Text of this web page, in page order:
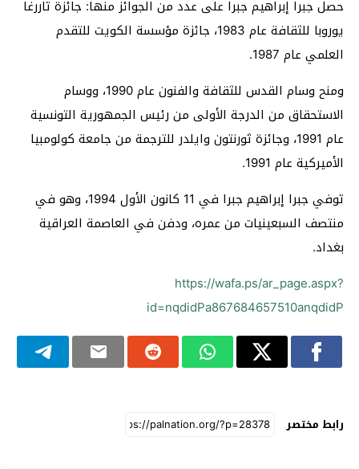
حصل جبرا إبراهيم جبرا على عدد من الجوائز منها: جائزة تاررغا
يوروبا للثقافة عام 1983، جائزة مؤسسة الكويت للتقدم
العلمي عام 1987.
ومنح وسام القدس للثقافة والفنون عام 1990، ووسام
الاستحقاق من الدرجة الأولى من رئيس الجمهورية التونسية
عام 1991، وجائزة ثورنتون وايلدر للترجمة من جامعة كولومبيا
الأميركية عام 1991.
توفي جبرا إبراهيم جبرا في 11 كانون الأول 1994، وهو في
منتصف السبعينيات من عمره، ودفن في العاصمة العراقية
بغداد.
https://wafa.ps/ar_page.aspx?
id=nqdidPa867684657510anqdidP
رابط مختصر